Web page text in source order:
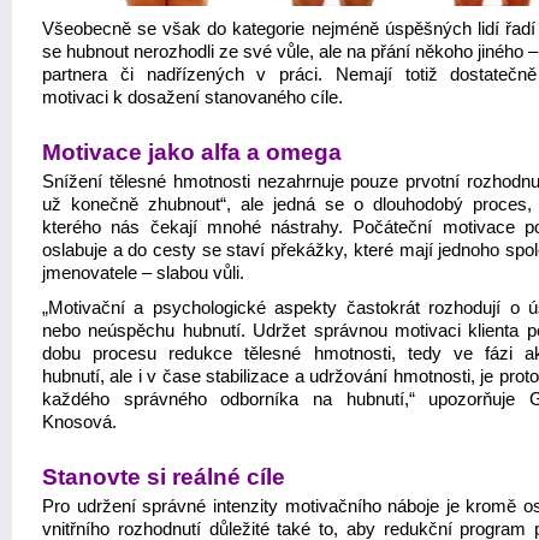
Všeobecně se však do kategorie nejméně úspěšných lidí
se hubnout nerozhodli ze své vůle, ale na přání někoho jiného
partnera či nadřízených v práci. Nemají totiž
motivaci k dosažení stanovaného cíle.
Motivace jako alfa a omega
Snížení tělesné hmotnosti nezahrnuje pouze prvotní
už konečně zhubnout“, ale jedná se o dlouhodobý proces,
kterého nás čekají mnohé nástrahy. Počáteční motivace
oslabuje a do cesty se staví překážky, které mají jednoho
jmenovatele – slabou vůli.
„Motivační a psychologické aspekty častokrát rozhodují o
nebo neúspěchu hubnutí. Udržet správnou motivaci klienta
dobu procesu redukce tělesné hmotnosti, tedy ve fázi
hubnutí, ale i v čase stabilizace a udržování hmotnosti, je
každého správného odborníka na hubnutí,“ upozorňuje
Knosová.
Stanovte si reálné cíle
Pro udržení správné intenzity motivačního náboje je kromě
vnitřního rozhodnutí důležité také to, aby redukční program